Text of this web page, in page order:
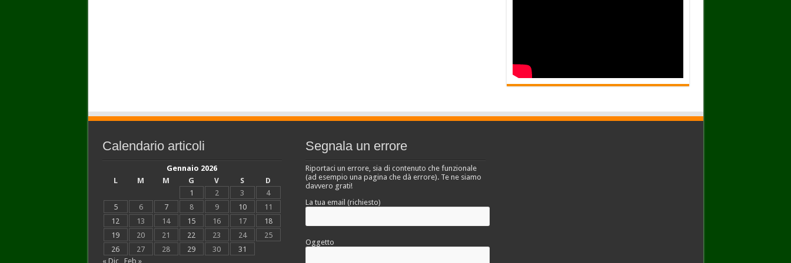
Calendario articoli
Gennaio 2026
L
M M G V S
D
1
2 3
4
5
6 7 8 9 10
11
12
13 14 15 16 17
18
19
20 21 22 23 24
25
26
27 28 29 30
31
« Dic
Feb »
Segnala un errore
Riportaci un errore, sia di contenuto che funzionale
(ad esempio una pagina che dà errore). Te ne siamo
davvero grati!
La tua email (richiesto)
Oggetto